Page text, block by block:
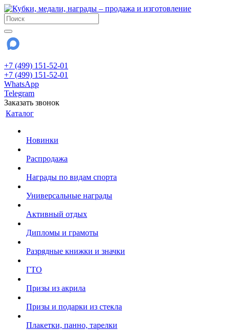
+7 (499) 151-52-01
+7 (499) 151-52-01
WhatsApp
Telegram
Заказать звонок
Каталог
Новинки
Распродажа
Награды по видам спорта
Универсальные награды
Активный отдых
Дипломы и грамоты
Разрядные книжки и значки
ГТО
Призы из акрила
Призы и подарки из стекла
Плакетки, панно, тарелки